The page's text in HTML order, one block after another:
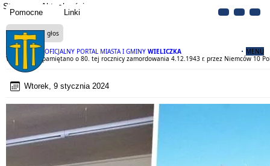
Pomocne Linki
OFICJALNY PORTAL MIASTA I GMINY WIELICZKA MENU
Strona Aktualności
Czytaj na głos
W Wieliczce pamiętano o 80. tej rocznicy zamordowania 4.12.1943 r. przez Niemców 10
Wtorek, 9 stycznia 2024